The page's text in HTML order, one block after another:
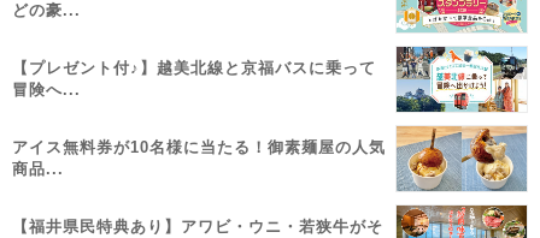
どの豪...
【プレゼント付♪】越美北線と京福バスに乗って
冒険へ...
アイス無料券が10名様に当たる！御素麺屋の人気
商品...
【福井県民特典あり】アワビ・ウニ・若狭牛がそ